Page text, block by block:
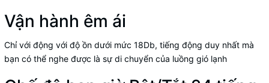
Vận hành êm ái
Chỉ với động với độ ồn dưới mức 18Db, tiếng động duy nhất mà
bạn có thể nghe được là sự di chuyển của luồng gió lạnh